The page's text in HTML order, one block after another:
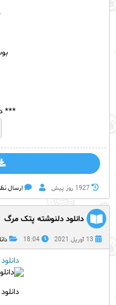
***
1927 روز پيش ارسال
دانلود دلنوشته پتک مرگ
13 آوریل 2021 18:04